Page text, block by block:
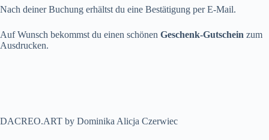
Nach deiner Buchung erhältst du eine Bestätigung per E-Mail.
Auf Wunsch bekommst du einen schönen Geschenk-Gutschein zum
Ausdrucken.
DACREO.ART by Dominika Alicja Czerwiec